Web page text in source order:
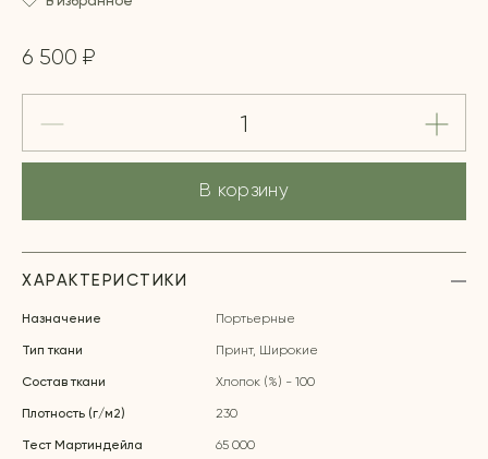
6 500 ₽
В корзину
ХАРАКТЕРИСТИКИ
Назначение Портьерные
Тип ткани Принт, Широкие
Состав ткани Хлопок (%) - 100
Плотность (г/м2) 230
Тест Мартиндейла 65 000